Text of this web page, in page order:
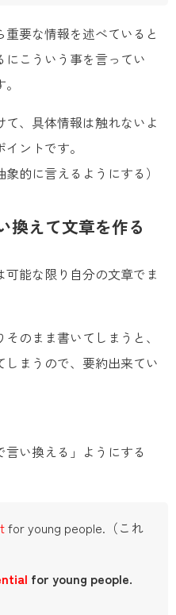
要な情報を述べていると
こういう事を言ってい
、具体情報は触れないよ
ントです。
的に言えるようにする）
換えて文章を作る
能な限り自分の文章でま
のまま書いてしまうと、
まうので、要約出来てい
言い換える」ようにする
for young people.（これ
for young people.